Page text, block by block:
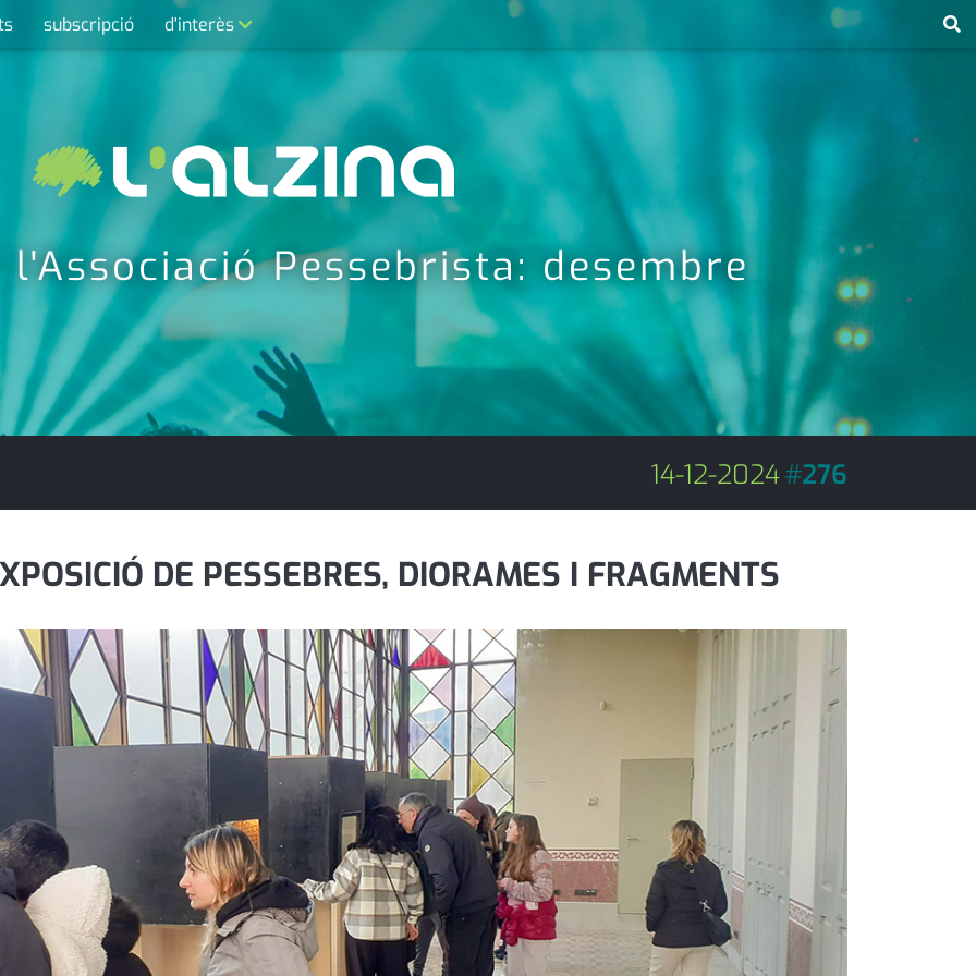
subscripció d'interès
contacte
farmàcies
telèfons
calendari
Pessebrista: desembre
14-12-2024#276
DE PESSEBRES, DIORAMES I FRAGMENTS